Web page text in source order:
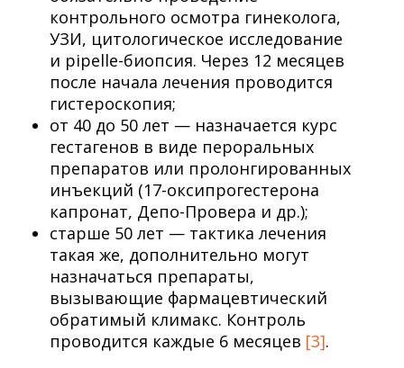
контрольного осмотра гинеколога,
УЗИ, цитологическое исследование
и pipelle-биопсия. Через 12 месяцев
после начала лечения проводится
гистероскопия;
от 40 до 50 лет — назначается курс
гестагенов в виде пероральных
препаратов или пролонгированных
инъекций (17-оксипрогестерона
капронат, Депо-Провера и др.);
старше 50 лет — тактика лечения
такая же, дополнительно могут
назначаться препараты,
вызывающие фармацевтический
обратимый климакс. Контроль
проводится каждые 6 месяцев [3].